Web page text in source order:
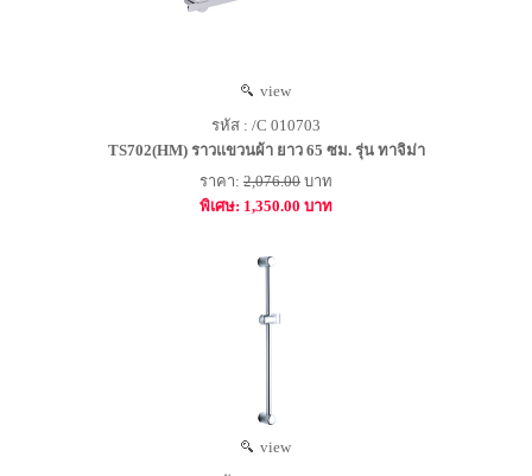
view
รหัส : /C 010703
TS702(HM) ราวแขวนผ้า ยาว 65 ซม. รุ่น ทาจิม่า
ราคา: 2,076.00 บาท
พิเศษ: 1,350.00 บาท
view